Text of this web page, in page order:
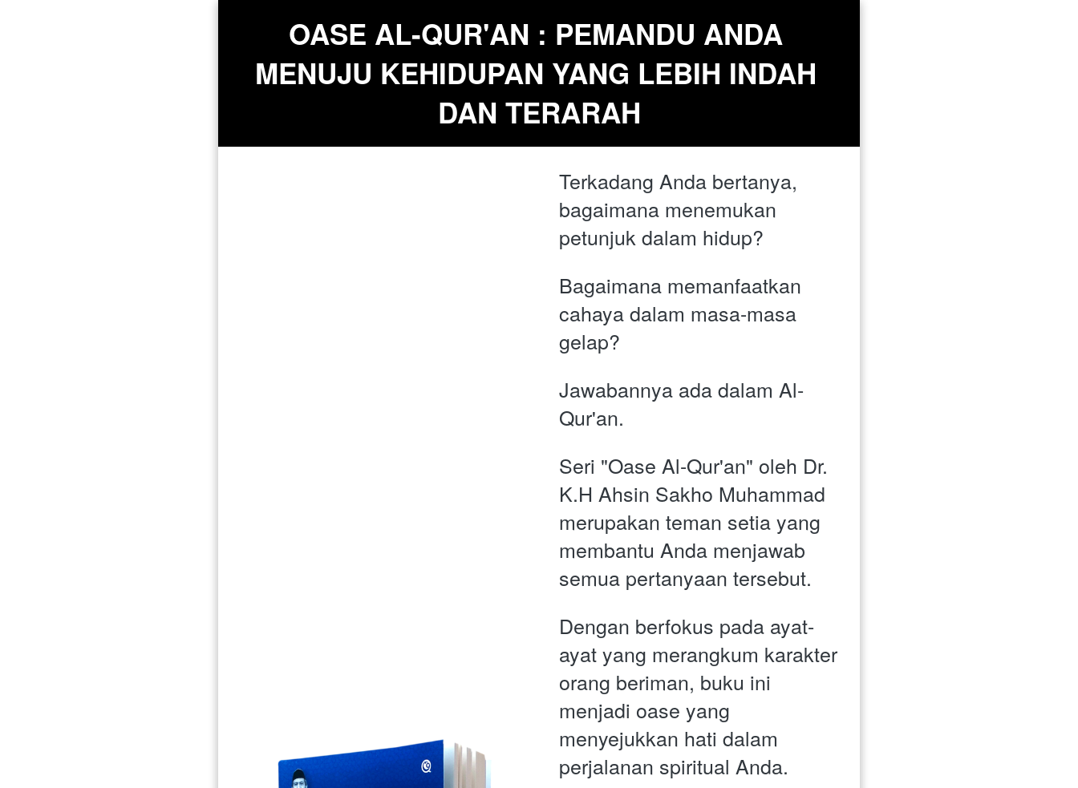
OASE AL-QUR'AN : PEMANDU ANDA
MENUJU KEHIDUPAN YANG LEBIH INDAH
DAN TERARAH
Terkadang Anda bertanya,
bagaimana menemukan
petunjuk dalam hidup?
Bagaimana memanfaatkan
cahaya dalam masa-masa
gelap?
Jawabannya ada dalam Al-
Qur'an.
Seri "Oase Al-Qur'an" oleh Dr.
K.H Ahsin Sakho Muhammad
merupakan teman setia yang
membantu Anda menjawab
semua pertanyaan tersebut.
Dengan berfokus pada ayat-
ayat yang merangkum karakter
orang beriman, buku ini
menjadi oase yang
menyejukkan hati dalam
perjalanan spiritual Anda.